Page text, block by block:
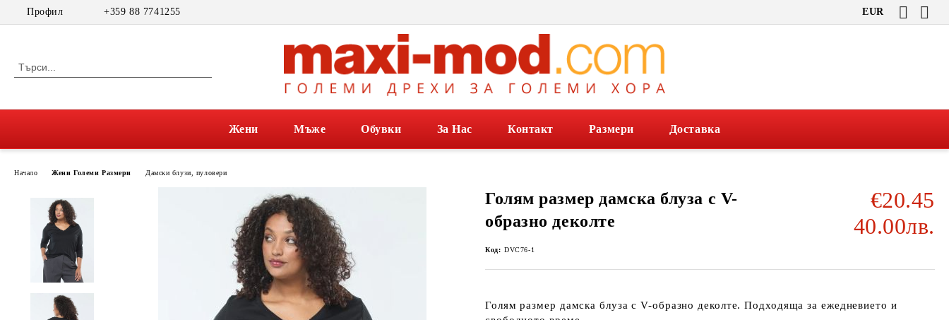
Профил +359 88 7741255 EUR
Жени Мъже Обувки За Нас Контакт Размери Доставка
Начало Жени Големи Размери Дамски блузи, пуловери
Голям размер дамска блуза с V-
образно деколте
€20.45
40.00лв.
Код: DVC76-1
Голям размер дамска блуза с V-образно деколте. Подходяща за ежедневието и